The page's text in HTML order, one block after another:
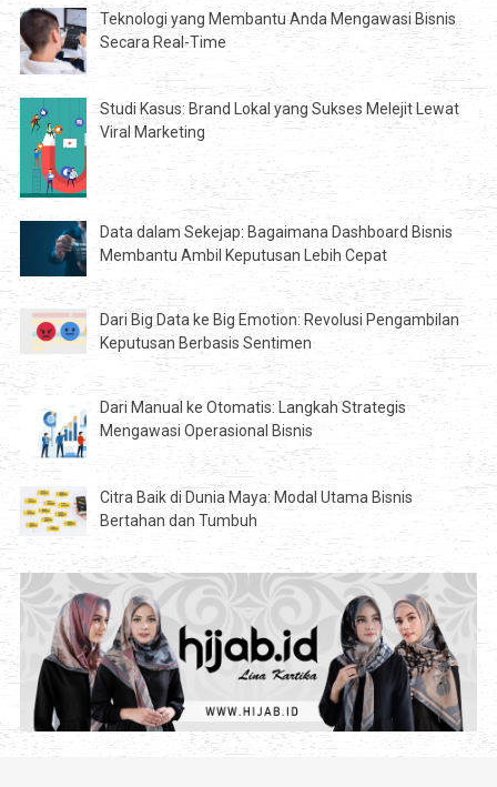
Teknologi yang Membantu Anda Mengawasi Bisnis
Secara Real-Time
Studi Kasus: Brand Lokal yang Sukses Melejit Lewat
Viral Marketing
Data dalam Sekejap: Bagaimana Dashboard Bisnis
Membantu Ambil Keputusan Lebih Cepat
Dari Big Data ke Big Emotion: Revolusi Pengambilan
Keputusan Berbasis Sentimen
Dari Manual ke Otomatis: Langkah Strategis
Mengawasi Operasional Bisnis
Citra Baik di Dunia Maya: Modal Utama Bisnis
Bertahan dan Tumbuh